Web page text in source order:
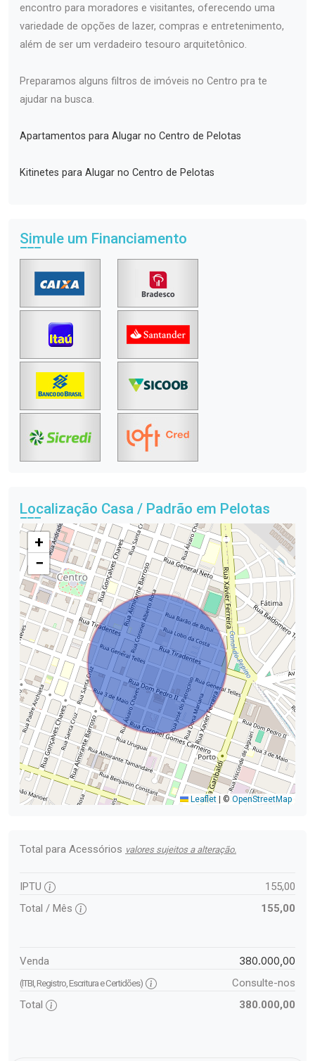
encontro para moradores e visitantes, oferecendo uma
variedade de opções de lazer, compras e entretenimento,
além de ser um verdadeiro tesouro arquitetônico.
Preparamos alguns filtros de imóveis no Centro pra te
ajudar na busca.
Apartamentos para Alugar no Centro de Pelotas
Kitinetes para Alugar no Centro de Pelotas
Simule um Financiamento
Localização Casa / Padrão em Pelotas
+
−
Leaflet © OpenStreetMap
Total para Acessórios valores sujeitos a alteração.
IPTU
155,00
Total / Mês
155,00
Venda 380.000,00
(ITBI, Registro, Escritura e Certidões)
Consulte-nos
Total
380.000,00